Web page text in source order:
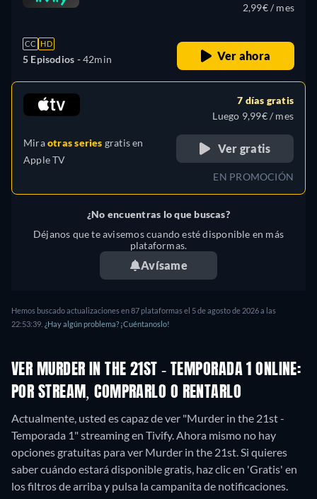
CC HD
5 Episodios -42min
2,99€ / mes
Ver ahora
Miraotras series gratis en
Apple TV
7 días gratis
Luego 9,99€ / mes
Ver gratis
EN PROMOCIÓN
¿No encuentras lo que buscas?
Déjanos que te avisemos cuando esté disponible en más
plataformas.
Avísame
Hemos buscado actualizaciones en 87 plataformas el 5 de agosto de 2026 a las
22:53:39. ¿Hay algún problema? ¡Cuéntanoslo!
VER MURDER IN THE 21ST - TEMPORADA 1 ONLINE:
POR STREAM, COMPRARLO O RENTARLO
Actualmente, usted es capaz de ver "Murder in the 21st -
Temporada 1" streaming en Tivify. Ahora mismo no hay
opciones gratuitas para ver Murder in the 21st. Si quieres
saber cuándo estará disponible gratis, haz clic en 'Gratis' en
los filtros de arriba y pulsa la campanita de notificaciones.